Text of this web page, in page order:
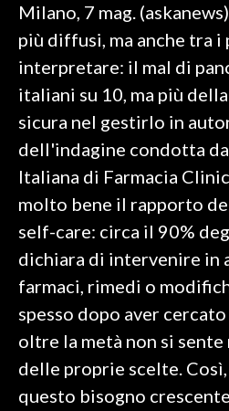
CALCIO REGIONALE
BASKET
VOLLEY
MOTORI
TENNIS
ALTRI SPORT
CULTURA
GOSSIP
SALUTE
SARDEGNA TURISMO
Milano, 7 mag.
più diffusi, ma anche tra
interpretare: il mal di
italiani su 10, ma più
sicura nel gestirlo in
dell'indagine condotta da
Italiana di Farmacia
molto bene il rapporto
self-care: circa il 90%
dichiara di intervenire in
farmaci, rimedi o
spesso dopo aver
oltre la metà non si
delle proprie scelte.
questo bisogno